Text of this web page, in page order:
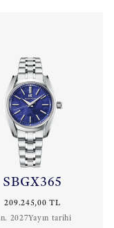
SBGX365
209.245,00 TL
2027Yayın tarihi